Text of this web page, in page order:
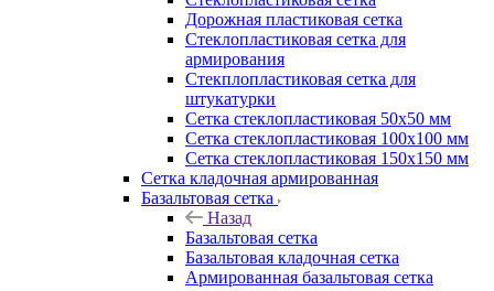
Дорожная пластиковая сетка
Стеклопластиковая сетка для
армирования
Стекплопластиковая сетка для
штукатурки
Сетка стеклопластиковая 50x50 мм
Сетка стеклопластиковая 100x100 мм
Сетка стеклопластиковая 150x150 мм
Сетка кладочная армированная
Базальтовая сетка
Назад
Базальтовая сетка
Базальтовая кладочная сетка
Армированная базальтовая сетка